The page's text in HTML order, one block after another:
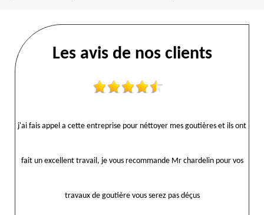
Les avis de nos clients
j'ai fais appel a cette entreprise pour néttoyer mes goutières et ils ont
fait un excellent travail, je vous recommande Mr chardelin pour vos
travaux de goutière vous serez pas déçus